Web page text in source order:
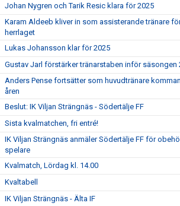
Johan Nygren och Tarik Resic klara för 2025
Karam Aldeeb kliver in som assisterande tränare
herrlaget
Lukas Johansson klar för 2025
Gustav Jarl förstärker tränarstaben inför säsongen
Anders Pense fortsätter som huvudtränare
åren
Beslut: IK Viljan Strängnäs - Södertälje FF
Sista kvalmatchen, fri entré!
IK Viljan Strängnäs anmäler Södertälje FF för
spelare
Kvalmatch, Lördag kl. 14.00
Kvaltabell
IK Viljan Strängnäs - Älta IF